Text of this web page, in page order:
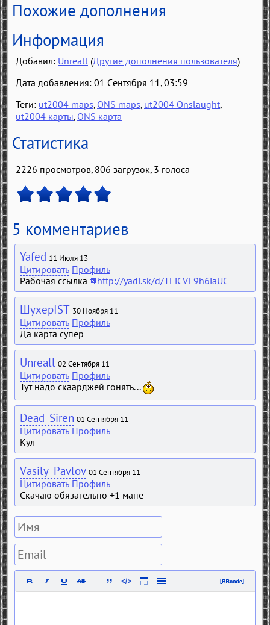
Похожие дополнения
Информация
Добавил: Unreall (Другие дополнения пользователя)
Дата добавления: 01 Сентября 11, 03:59
Теги: ut2004 maps, ONS maps, ut2004 Onslaught,
ut2004 карты, ONS карта
Статистика
2226 просмотров, 806 загрузок, 3 голоса
5 комментариев
Yafed 11 Июля 13
Цитировать Профиль
Рабочая ссылка
http://yadi.sk/d/TEiCVE9h6iaUC
ШухерIST 30 Ноября 11
Цитировать Профиль
Да карта супер
Unreall 02 Сентября 11
Цитировать Профиль
Тут надо скаарджей гонять...
Dead_Siren 01 Сентября 11
Цитировать Профиль
Кул
Vasily_Pavlov 01 Сентября 11
Цитировать Профиль
Скачаю обязательно +1 мапе